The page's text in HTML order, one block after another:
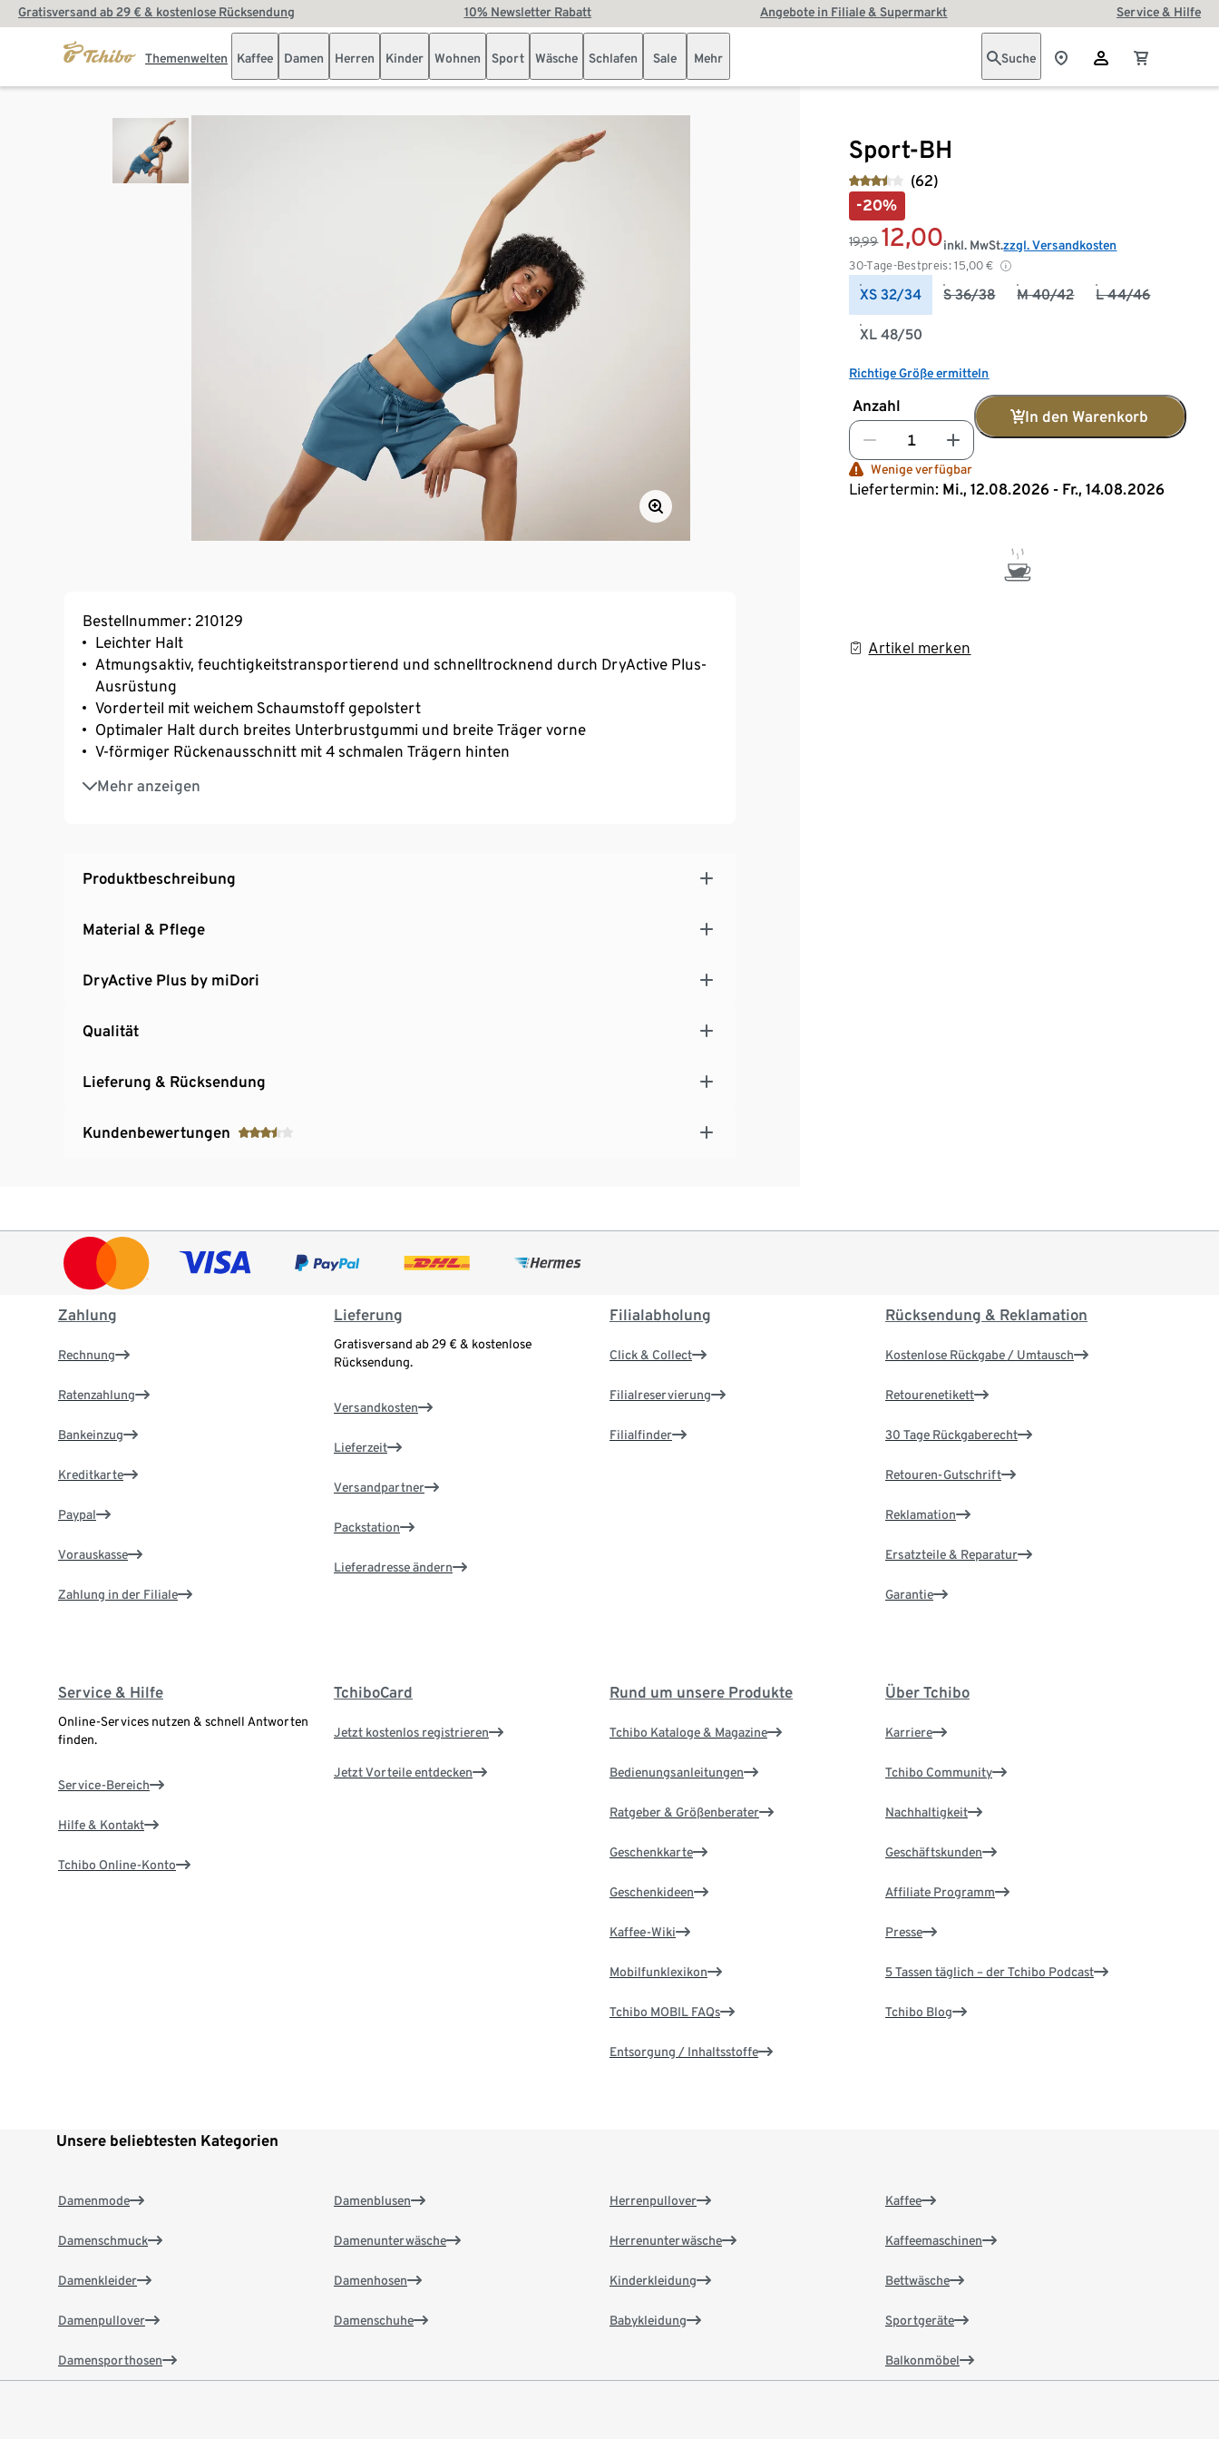
Gratisversand ab 29 € & kostenlose Rücksendung 10% Newsletter Rabatt Angebote in Filiale & Supermarkt Service & Hilfe
Themenwelten Kaffee Damen Herren Kinder Wohnen Sport Wäsche Schlafen Sale Mehr Suche
Sport-BH
(62)
-20%
19,99 12,00
30-Tage-Bestpreis: 15,00 €
inkl. MwSt.zzgl. Versandkosten
XS 32/34 S 36/38 M 40/42 L 44/46
XL 48/50
Richtige Größe ermitteln
Anzahl
In den Warenkorb
Wenige verfügbar
Liefertermin: Mi., 12.08.2026 - Fr., 14.08.2026
Artikel merken
Bestellnummer: 210129
Leichter Halt
Atmungsaktiv, feuchtigkeitstransportierend und schnelltrocknend durch DryActive Plus-
Ausrüstung
Vorderteil mit weichem Schaumstoff gepolstert
Optimaler Halt durch breites Unterbrustgummi und breite Träger vorne
V-förmiger Rückenausschnitt mit 4 schmalen Trägern hinten
Mehr anzeigen
Softes, elastisches Material mit der Faser Creora® – für optimale Bewegungsfreiheit
Produktbeschreibung
Material & Pflege
DryActive Plus by miDori
Qualität
Lieferung & Rücksendung
Kundenbewertungen
Zahlung
Rechnung
Ratenzahlung
Bankeinzug
Kreditkarte
Paypal
Vorauskasse
Zahlung in der Filiale
Lieferung
Gratisversand ab 29 € & kostenlose
Rücksendung.
Versandkosten
Lieferzeit
Versandpartner
Packstation
Lieferadresse ändern
Filialabholung
Click & Collect
Filialreservierung
Filialfinder
Rücksendung & Reklamation
Kostenlose Rückgabe / Umtausch
Retourenetikett
30 Tage Rückgaberecht
Retouren-Gutschrift
Reklamation
Ersatzteile & Reparatur
Garantie
Service & Hilfe
Online-Services nutzen & schnell Antworten
finden.
Service-Bereich
Hilfe & Kontakt
Tchibo Online-Konto
TchiboCard
Jetzt kostenlos registrieren
Jetzt Vorteile entdecken
Rund um unsere Produkte
Tchibo Kataloge & Magazine
Bedienungsanleitungen
Ratgeber & Größenberater
Geschenkkarte
Geschenkideen
Kaffee-Wiki
Mobilfunklexikon
Tchibo MOBIL FAQs
Entsorgung / Inhaltsstoffe
Über Tchibo
Karriere
Tchibo Community
Nachhaltigkeit
Geschäftskunden
Affiliate Programm
Presse
5 Tassen täglich – der Tchibo Podcast
Tchibo Blog
Unsere beliebtesten Kategorien
Damenmode
Damenschmuck
Damenkleider
Damenpullover
Damensporthosen
Damenblusen
Damenunterwäsche
Damenhosen
Damenschuhe
Herrenpullover
Herrenunterwäsche
Kinderkleidung
Babykleidung
Kaffee
Kaffeemaschinen
Bettwäsche
Sportgeräte
Balkonmöbel